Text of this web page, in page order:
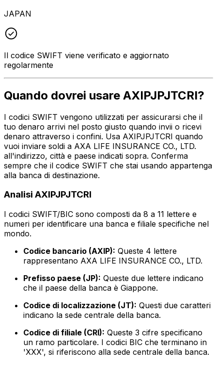
JAPAN
Il codice SWIFT viene verificato e aggiornato
regolarmente
Quando dovrei usare AXIPJPJTCRI?
I codici SWIFT vengono utilizzati per assicurarsi che il
tuo denaro arrivi nel posto giusto quando invii o ricevi
denaro attraverso i confini. Usa AXIPJPJTCRI quando
vuoi inviare soldi a AXA LIFE INSURANCE CO., LTD.
all'indirizzo, città e paese indicati sopra. Conferma
sempre che il codice SWIFT che stai usando appartenga
alla banca di destinazione.
Analisi AXIPJPJTCRI
I codici SWIFT/BIC sono composti da 8 a 11 lettere e
numeri per identificare una banca e filiale specifiche nel
mondo.
Codice bancario (AXIP): Queste 4 lettere
rappresentano AXA LIFE INSURANCE CO., LTD.
Prefisso paese (JP): Queste due lettere indicano
che il paese della banca è Giappone.
Codice di localizzazione (JT): Questi due caratteri
indicano la sede centrale della banca.
Codice di filiale (CRI): Queste 3 cifre specificano
un ramo particolare. I codici BIC che terminano in
'XXX', si riferiscono alla sede centrale della banca.